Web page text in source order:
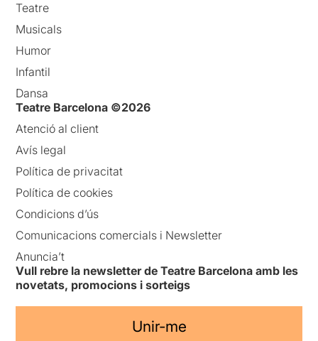
Teatre
Musicals
Humor
Infantil
Dansa
Teatre Barcelona ©2026
Atenció al client
Avís legal
Política de privacitat
Política de cookies
Condicions d’ús
Comunicacions comercials i Newsletter
Anuncia’t
Vull rebre la newsletter de Teatre Barcelona amb les
novetats, promocions i sorteigs
Unir-me